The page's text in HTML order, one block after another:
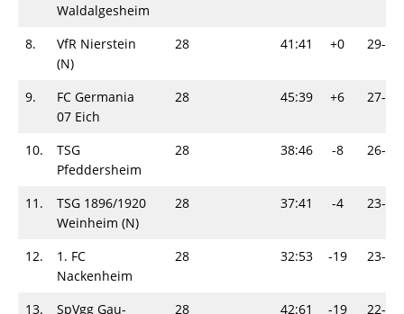
Waldalgesheim
8.
VfR Nierstein
(N)
28 41:41 +0 29-27
9.
FC Germania
07 Eich
28 45:39 +6 27-29
10.
TSG
Pfeddersheim
28 38:46 -8 26-30
11.
TSG 1896/1920
Weinheim (N)
28 37:41 -4 23-33
12.
1. FC
Nackenheim
28 32:53 -19 23-33
13.
SpVgg Gau-
28 42:61 -19 22-34